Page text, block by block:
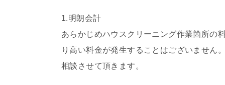
1.明朗会計
あらかじめハウスクリーニング作業箇所の
り高い料金が発生することはございません
相談させて頂きます。